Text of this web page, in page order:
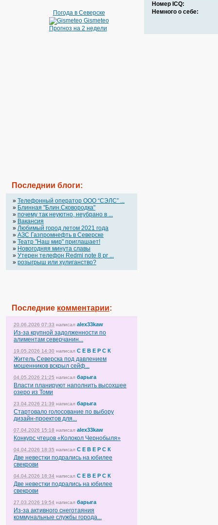
Погода в Северске
Gismeteo
Прогноз на 2 недели
Последнии блоги:
» Телефонный оператор OOO “СЭЛС” ...
» Блинная "Блин.Сковородка"
» почему так неуютно, неубрано в ...
» Вакансия
» Любимый город летом 2021 года
» АЗС Газпромнефть в Северске
» Театр "Наш мир" приглашает!
» Новогодняя минута славы
» Утерен телефон Redmi note 8 pr ...
» розыгрыш или хулиганство?
Последние комментарии:
20.06.2026 07:33 написал alex33kaw
Из-за крупной задолженности по
алиментам северчанин...
19.05.2026 14:30 написал С Е В Е Р С К
Житель Северска под давлением
мошенников вскрыл сейф...
04.05.2026 21:25 написал барыга
Власти планируют наполнить высохшее
озеро из Томи
23.04.2026 21:39 написал барыга
Стартовало голосование по выбору
дизайн-проектов для...
07.04.2026 15:18 написал alex33kaw
Конкурс чтецов «Колокол Чернобыля»
04.04.2026 18:35 написал С Е В Е Р С К
Две невестки подрались на юбилее
свекрови
04.04.2026 18:34 написал С Е В Е Р С К
Две невестки подрались на юбилее
свекрови
27.03.2026 19:54 написал барыга
Из-за активного снеготаяния
коммунальные службы города...
Номер ICQ:
Немного о себе: